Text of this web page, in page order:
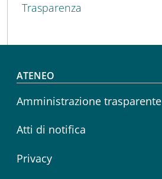
Trasparenza
Footer menu
ATENEO
Amministrazione trasparente
Atti di notifica
Privacy